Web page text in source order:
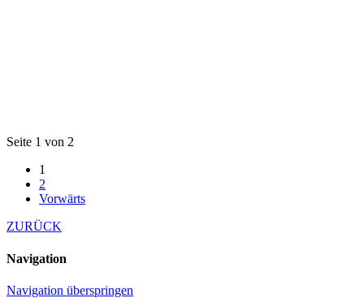
Seite 1 von 2
1
2
Vorwärts
ZURÜCK
Navigation
Navigation überspringen